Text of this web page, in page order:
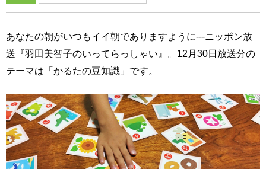
あなたの朝がいつもイイ朝でありますように---ニッポン放
送『羽田美智子のいってらっしゃい』。12月30日放送分の
テーマは「かるたの豆知識」です。